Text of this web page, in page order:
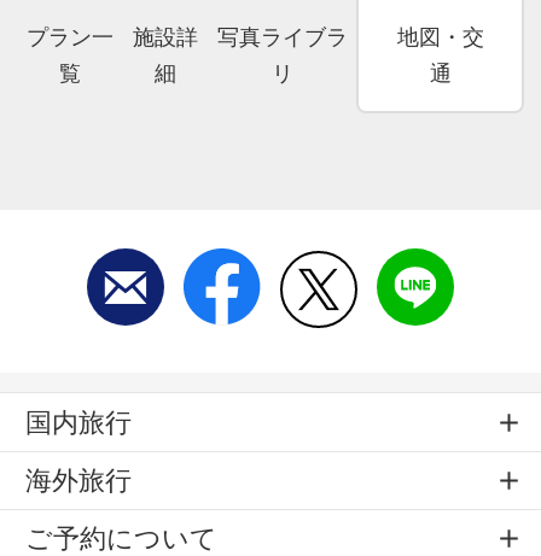
プラン一
覧
施設詳
細
写真ライブラ
リ
地図・交
通
国内旅行
海外旅行
ご予約について